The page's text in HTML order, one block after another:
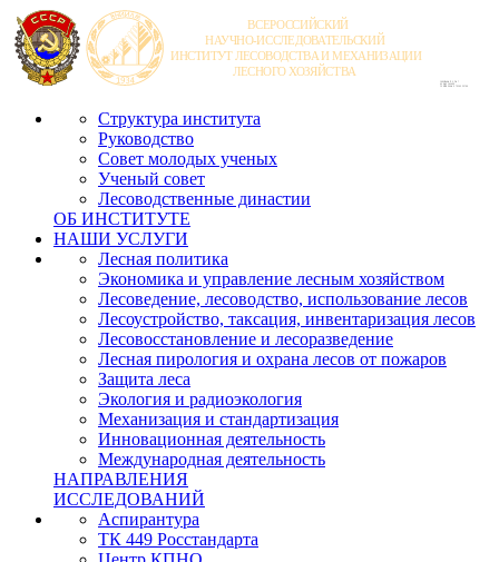
Структура института
Руководство
Совет молодых ученых
Ученый совет
Лесоводственные династии
ОБ ИНСТИТУТЕ
НАШИ УСЛУГИ
Лесная политика
Экономика и управление лесным хозяйством
Лесоведение, лесоводство, использование лесов
Лесоустройство, таксация, инвентаризация лесов
Лесовосстановление и лесоразведение
Лесная пирология и охрана лесов от пожаров
Защита леса
Экология и радиоэкология
Механизация и стандартизация
Инновационная деятельность
Международная деятельность
НАПРАВЛЕНИЯ
ИССЛЕДОВАНИЙ
Аспирантура
ТК 449 Росстандарта